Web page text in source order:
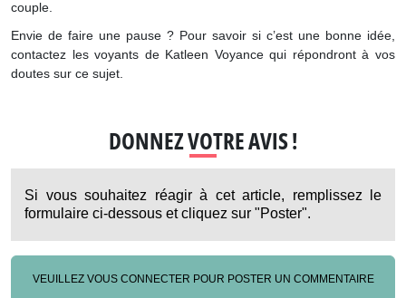
couple.
Envie de faire une pause ? Pour savoir si c’est une bonne idée,
contactez les voyants de Katleen Voyance qui répondront à vos
doutes sur ce sujet.
DONNEZ VOTRE AVIS !
Si vous souhaitez réagir à cet article, remplissez le
formulaire ci-dessous et cliquez sur "Poster".
VEUILLEZ VOUS CONNECTER POUR POSTER UN COMMENTAIRE